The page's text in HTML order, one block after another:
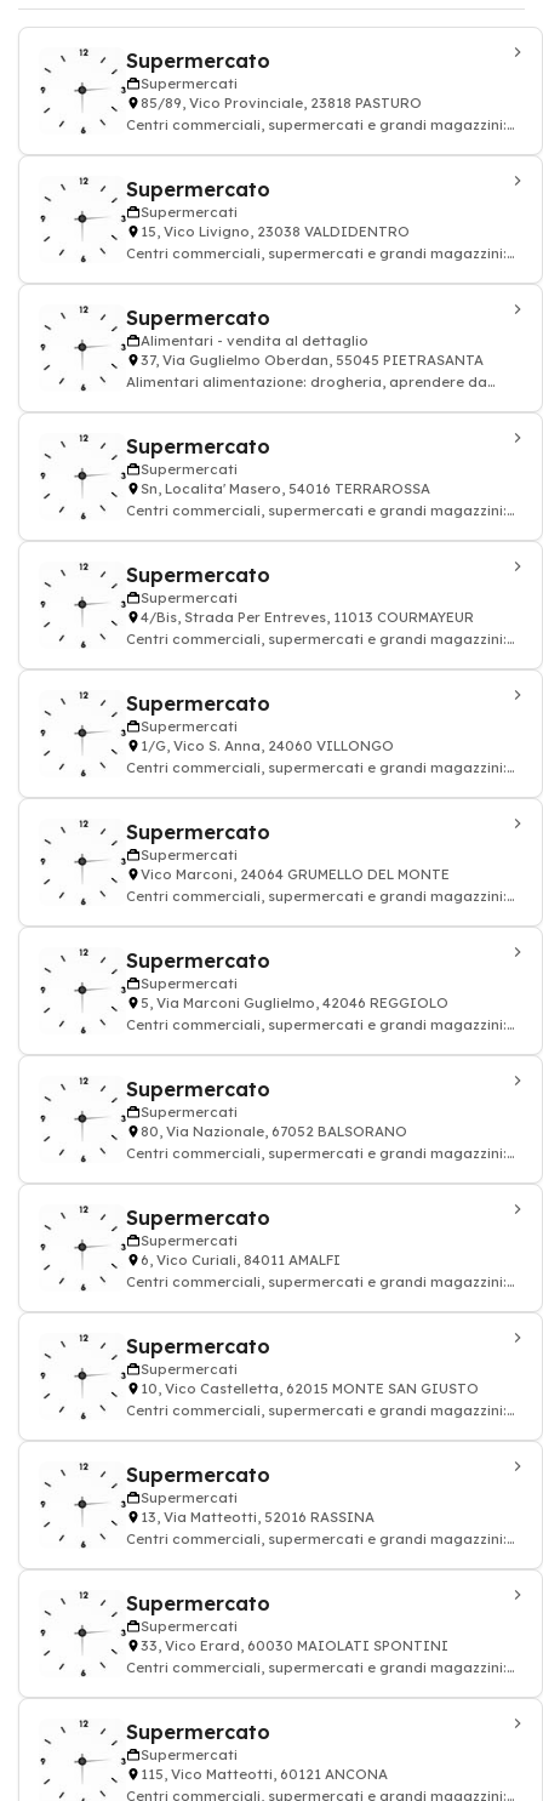
Supermercato
Supermercati
85/89, Vico Provinciale, 23818 PASTURO
Centri commerciali, supermercati e grandi magazzini:
Supermercato
Supermercati
15, Vico Livigno, 23038 VALDIDENTRO
Centri commerciali, supermercati e grandi magazzini:
Supermercato
Alimentari - vendita al dettaglio
37, Via Guglielmo Oberdan, 55045 PIETRASANTA
Alimentari alimentazione: drogheria, aprendere da
Supermercato
Supermercati
Sn, Localita' Masero, 54016 TERRAROSSA
Centri commerciali, supermercati e grandi magazzini:
Supermercato
Supermercati
4/Bis, Strada Per Entreves, 11013 COURMAYEUR
Centri commerciali, supermercati e grandi magazzini:
Supermercato
Supermercati
1/G, Vico S. Anna, 24060 VILLONGO
Centri commerciali, supermercati e grandi magazzini:
Supermercato
Supermercati
Vico Marconi, 24064 GRUMELLO DEL MONTE
Centri commerciali, supermercati e grandi magazzini:
Supermercato
Supermercati
5, Via Marconi Guglielmo, 42046 REGGIOLO
Centri commerciali, supermercati e grandi magazzini:
Supermercato
Supermercati
80, Via Nazionale, 67052 BALSORANO
Centri commerciali, supermercati e grandi magazzini:
Supermercato
Supermercati
6, Vico Curiali, 84011 AMALFI
Centri commerciali, supermercati e grandi magazzini:
Supermercato
Supermercati
10, Vico Castelletta, 62015 MONTE SAN GIUSTO
Centri commerciali, supermercati e grandi magazzini:
Supermercato
Supermercati
13, Via Matteotti, 52016 RASSINA
Centri commerciali, supermercati e grandi magazzini:
Supermercato
Supermercati
33, Vico Erard, 60030 MAIOLATI SPONTINI
Centri commerciali, supermercati e grandi magazzini:
Supermercato
Supermercati
115, Vico Matteotti, 60121 ANCONA
Centri commerciali, supermercati e grandi magazzini: